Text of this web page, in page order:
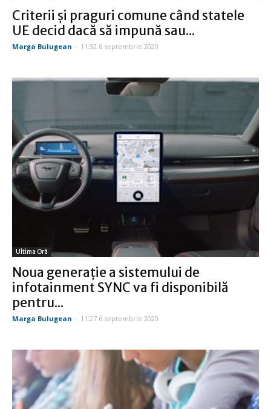
Criterii și praguri comune când statele
UE decid dacă să impună sau...
Marga Bulugean - 11:32 6 septembrie 2020
Ultima Oră
Noua generație a sistemului de
infotainment SYNC va fi disponibilă
pentru...
Marga Bulugean - 11:27 6 septembrie 2020